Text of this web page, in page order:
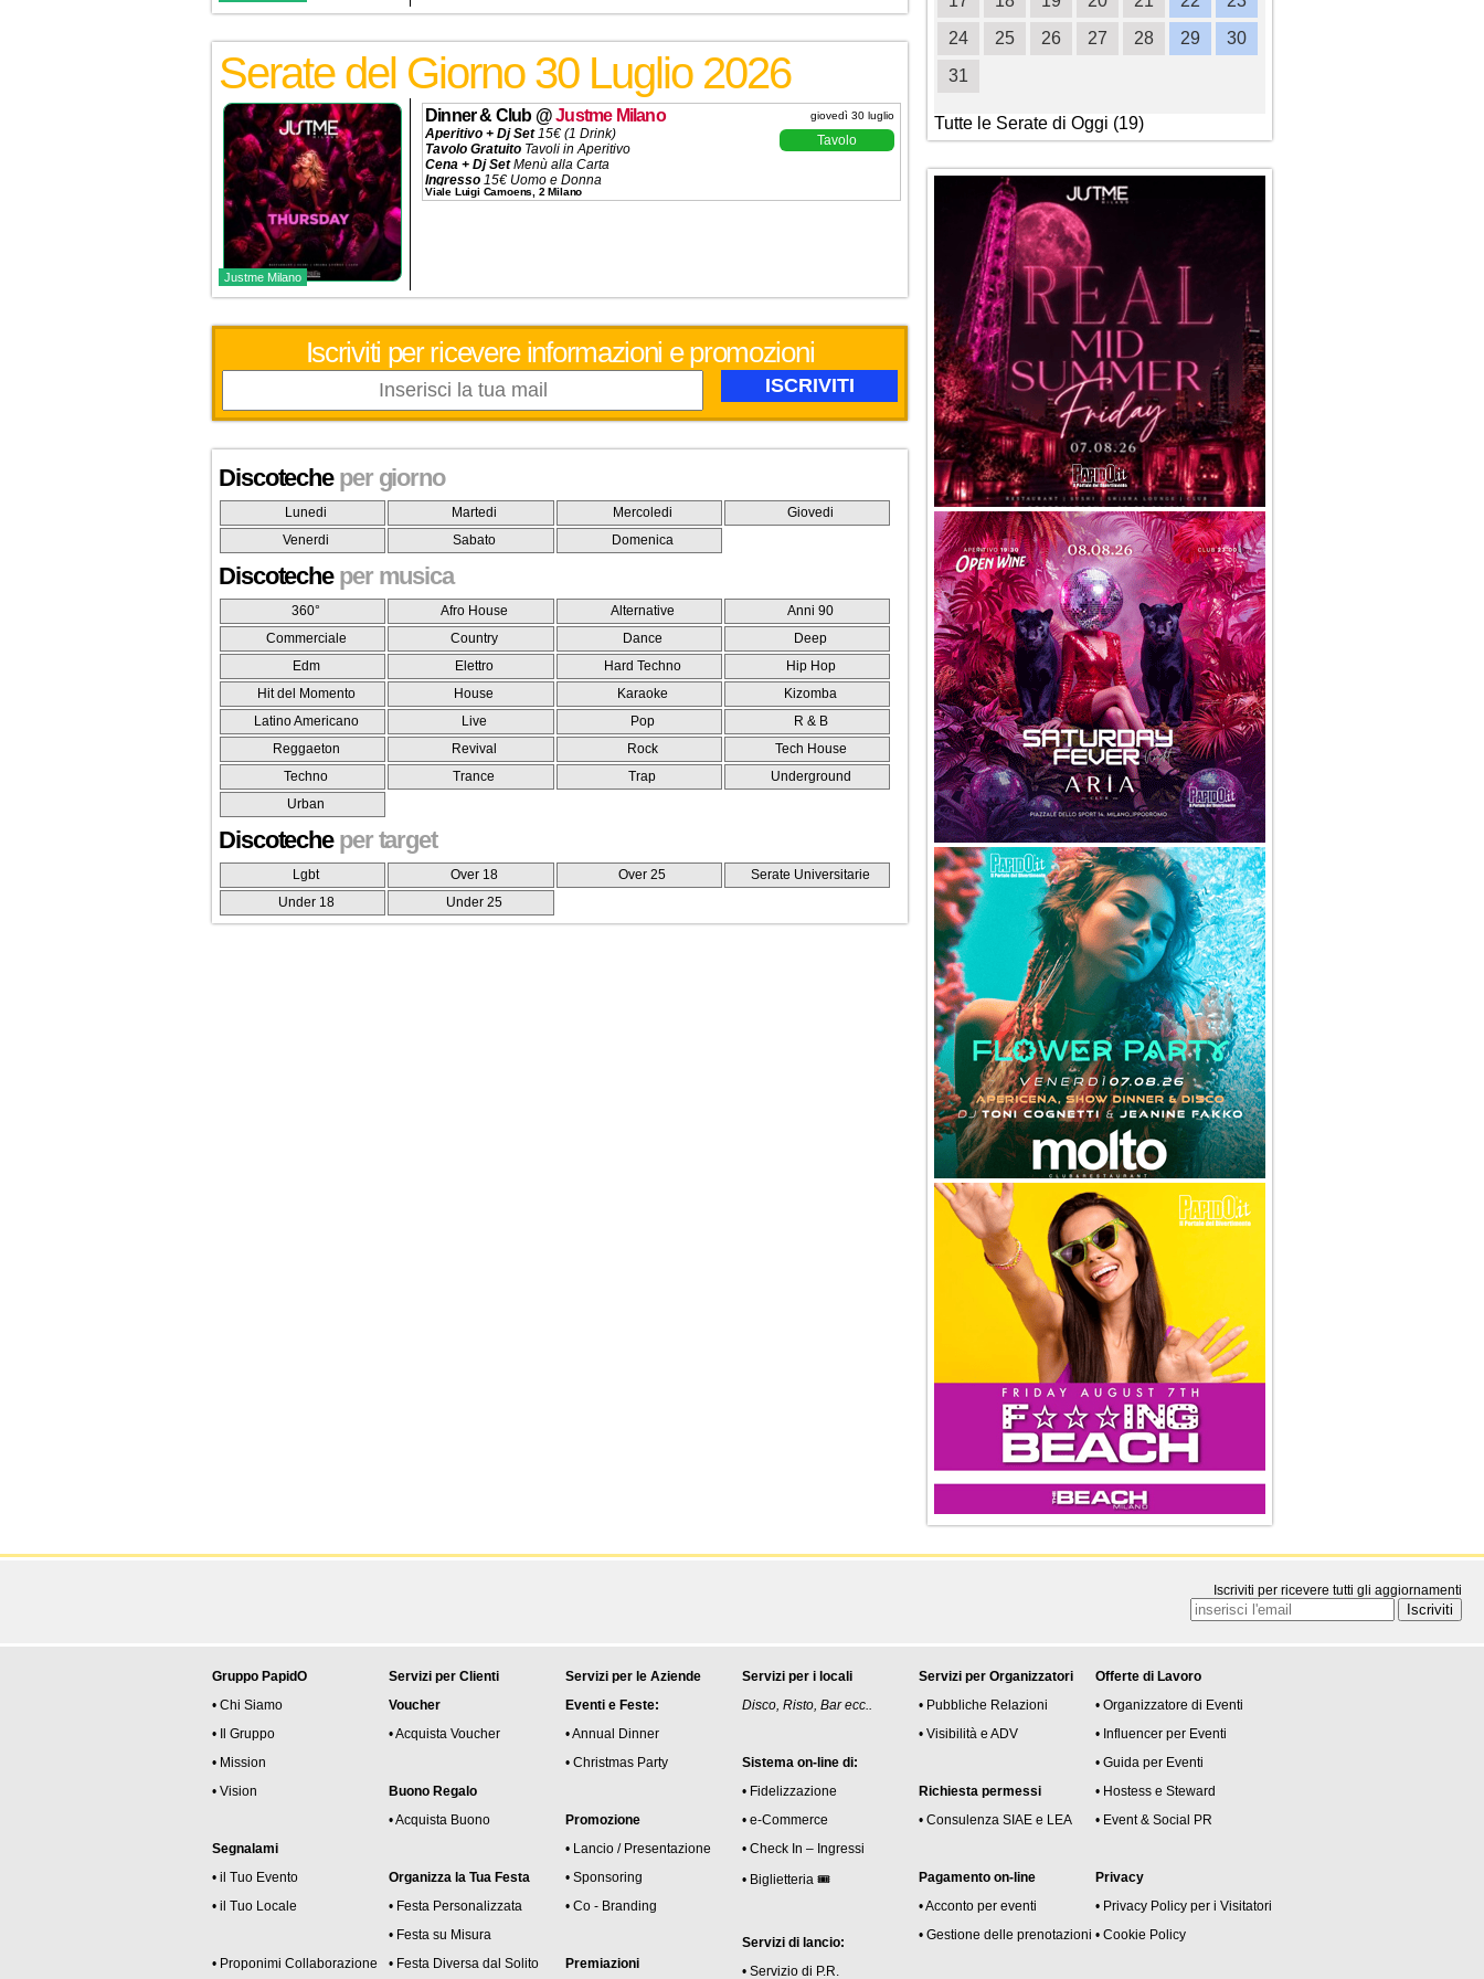
Serate del Giorno 30 Luglio 2026
Justme Milano
giovedì 30 luglio
Dinner & Club@Justme Milano
Aperitivo + Dj Set15€ (1 Drink)
Tavolo Gratuito Tavoli in Aperitivo
Cena + Dj SetMenù alla Carta
Ingresso 15€ Uomo e Donna
Tavolo320€ (5 Ingressi)
Tavolo
Viale Luigi Camoens, 2 Milano
Iscriviti per ricevere informazioni e promozioni
Discoteche per giorno
Lunedi Martedi Mercoledi
Giovedi
Venerdi
Sabato Domenica
Discoteche per musica
360° Afro House Alternative
Anni 90
Commerciale
Country Dance
Deep
Edm
Elettro Hard Techno
Hip Hop
Hit del Momento
House Karaoke
Kizomba
Latino Americano
Live Pop
R & B
Reggaeton
Revival Rock
Tech House
Techno
Trance Trap
Underground
Urban
Discoteche per target
Lgbt Over 18 Over 25
Serate Universitarie
Under 18
Under 25
26
27 28 29 30 31
24
25 26 27 28 29
30
31
Tutte le Serate di Oggi (19)
Iscriviti per ricevere tutti gli aggiornamenti
Gruppo PapidO
• Chi Siamo
• Il Gruppo
• Mission
• Vision
Segnalami
• il Tuo Evento
• il Tuo Locale
• Proponimi Collaborazione
Servizi per Clienti
Voucher
• Acquista Voucher
Buono Regalo
• Acquista Buono
Organizza la Tua Festa
• Festa Personalizzata
• Festa su Misura
• Festa Diversa dal Solito
Servizi per le Aziende
Eventi e Feste:
• Annual Dinner
• Christmas Party
Promozione
• Lancio / Presentazione
• Sponsoring
• Co - Branding
Premiazioni
Servizi per i locali
Disco, Risto, Bar ecc..
Sistema on-line di:
• Fidelizzazione
• e-Commerce
• Check In – Ingressi
• Biglietteria 🎟
Servizi di lancio:
• Servizio di P.R.
Servizi per Organizzatori
• Pubbliche Relazioni
• Visibilità e ADV
Richiesta permessi
• Consulenza SIAE e LEA
Pagamento on-line
• Acconto per eventi
• Gestione delle prenotazioni
Offerte di Lavoro
• Organizzatore di Eventi
• Influencer per Eventi
• Guida per Eventi
• Hostess e Steward
• Event & Social PR
Privacy
• Privacy Policy per i Visitatori
• Cookie Policy